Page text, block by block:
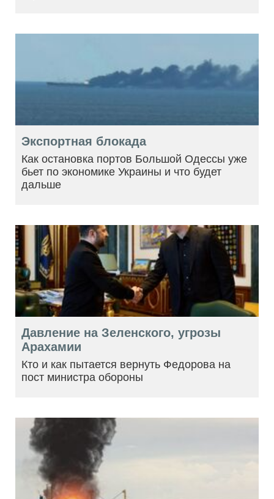
Экспортная блокада
Как остановка портов Большой Одессы уже
бьет по экономике Украины и что будет
дальше
Давление на Зеленского, угрозы
Арахамии
Кто и как пытается вернуть Федорова на
пост министра обороны